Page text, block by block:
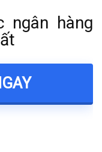
ngân hàng